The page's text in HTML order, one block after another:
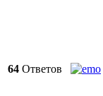
64 Ответов